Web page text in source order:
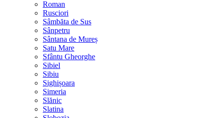
Roman
Rusciori
Sâmbăta de Sus
Sânpetru
Sântana de Mureș
Satu Mare
Sfântu Gheorghe
Sibiel
Sibiu
Sighișoara
Simeria
Slănic
Slatina